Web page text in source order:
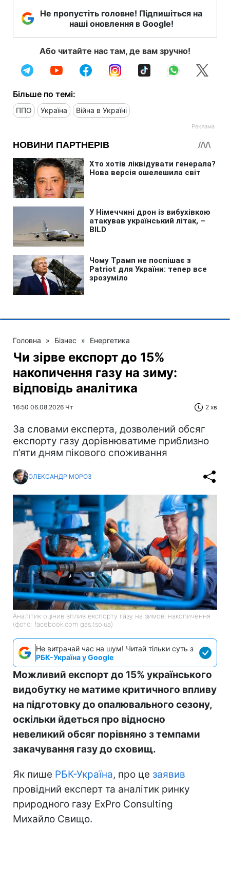
Не пропустіть головне! Підпишіться на
наші оновлення в Google!
Або читайте нас там, де вам зручно!
Більше по темі:
ППО Україна Війна в Україні
Головна » Бізнес » Енергетика
Чи зірве експорт до 15%
накопичення газу на зиму:
відповідь аналітика
16:50 06.08.2026 Чт 2 хв
За словами експерта, дозволений обсяг
експорту газу дорівнюватиме приблизно
п’яти дням пікового споживання
ОЛЕКСАНДР МОРОЗ
Аналітик оцінив вплив експорту газу на зимові накопичення
(фото: facebook.com gas.tso.ua)
Не витрачай час на шум! Читай тільки суть з
РБК-Україна у Google
Можливий експорт до 15% українського
видобутку не матиме критичного впливу
на підготовку до опалювального сезону,
оскільки йдеться про відносно
невеликий обсяг порівняно з темпами
закачування газу до сховищ.
Як пише РБК-Україна, про це заявив
провідний експерт та аналітик ринку
природного газу ExPro Consulting
Михайло Свищо.